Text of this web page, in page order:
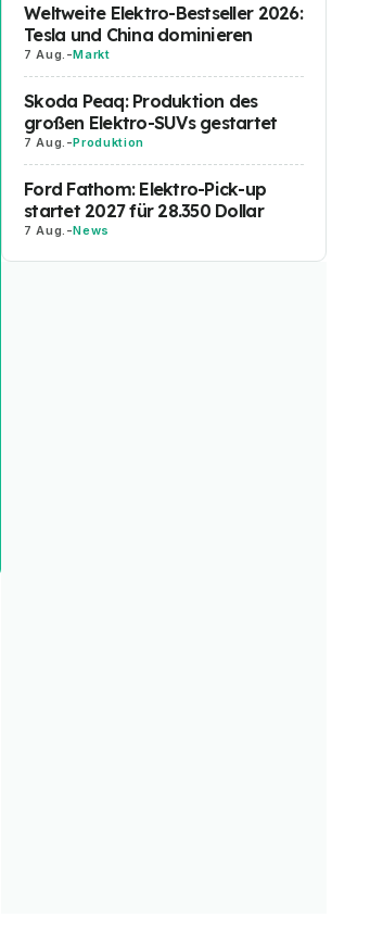
Weltweite Elektro-Bestseller 2026:
Tesla und China dominieren
7 Aug. -Markt
Skoda Peaq: Produktion des
großen Elektro-SUVs gestartet
7 Aug. -Produktion
Ford Fathom: Elektro-Pick-up
startet 2027 für 28.350 Dollar
7 Aug. -News